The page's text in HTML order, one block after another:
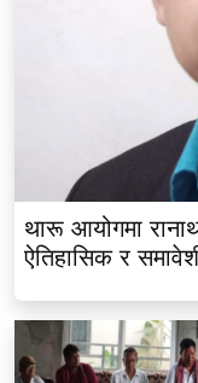
थारू आयोगमा
ऐतिहासिक र